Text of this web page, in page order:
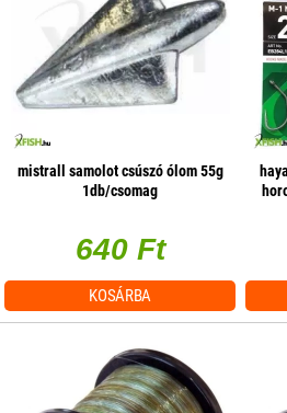
mistrall samolot csúszó ólom 55g
1db/csomag
640 Ft
KOSÁRBA